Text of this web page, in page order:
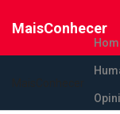
MaisConhecer